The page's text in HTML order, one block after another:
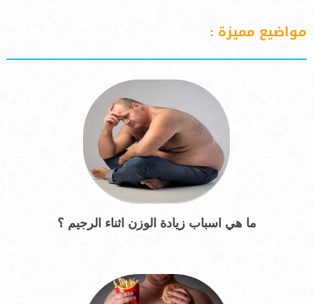
مواضيع مميزة :
ما هي اسباب زيادة الوزن اثناء الرجيم ؟